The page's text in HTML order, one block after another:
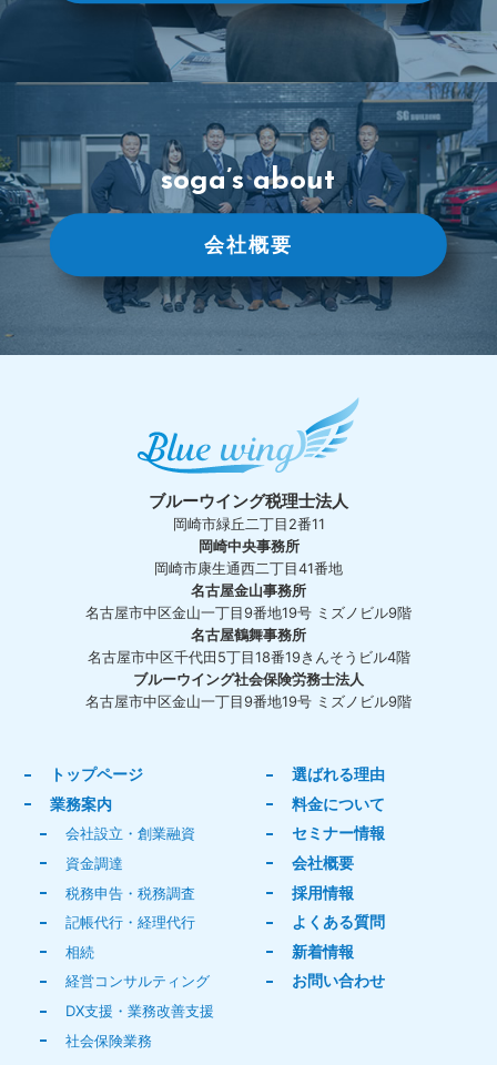
soga’s about
会社概要
ブルーウイング税理士法人
岡崎市緑丘二丁目2番11
岡崎中央事務所
岡崎市康生通西二丁目41番地
名古屋金山事務所
名古屋市中区金山一丁目9番地19号 ミズノビル9階
名古屋鶴舞事務所
名古屋市中区千代田5丁目18番19きんそうビル4階
ブルーウイング社会保険労務士法人
名古屋市中区金山一丁目9番地19号 ミズノビル9階
トップページ
業務案内
会社設立・創業融資
資金調達
税務申告・税務調査
記帳代行・経理代行
相続
経営コンサルティング
DX支援・業務改善支援
社会保険業務
選ばれる理由
料金について
セミナー情報
会社概要
採用情報
よくある質問
新着情報
お問い合わせ